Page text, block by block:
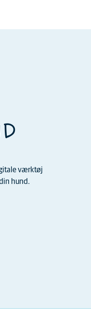
værktøj
hund.